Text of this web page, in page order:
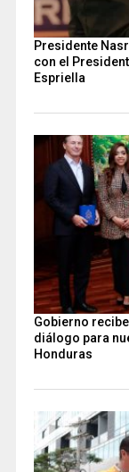
Presidente
con el
Espriella
Gobierno
diálogo para
Honduras